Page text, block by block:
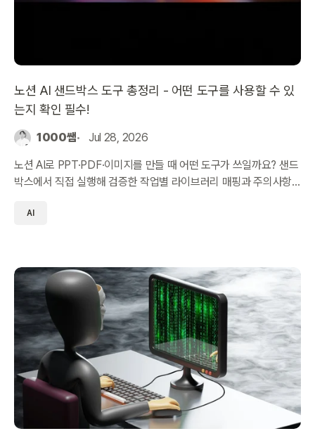
노션 AI 샌드박스 도구 총정리 - 어떤 도구를 사용할 수 있
는지 확인 필수!
1000쌤 Jul 28, 2026
노션 AI로 PPT·PDF·이미지를 만들 때 어떤 도구가 쓰일까요? 샌드
박스에서 직접 실행해 검증한 작업별 라이브러리 매핑과 주의사항
AI